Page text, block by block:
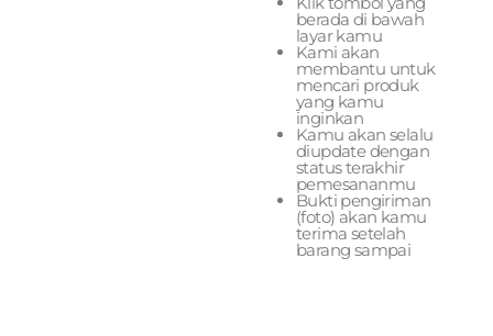
berada di bawah
layar kamu
Kami akan
membantu untuk
mencari produk
yang kamu
inginkan
Kamu akan selalu
diupdate dengan
status terakhir
pemesananmu
Bukti pengiriman
(foto) akan kamu
terima setelah
barang sampai